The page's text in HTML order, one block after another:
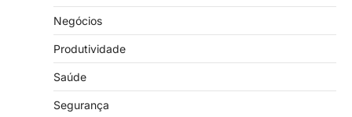
Negócios
Produtividade
Saúde
Segurança